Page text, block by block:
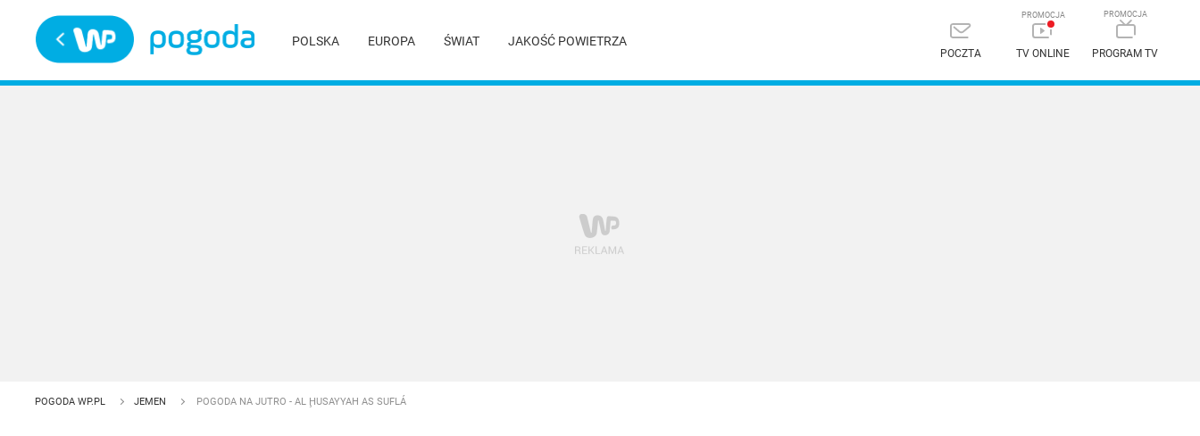
POLSKA EUROPA ŚWIAT JAKOŚĆ POWIETRZA
POCZTA TV ONLINE PROGRAM TV
POGODA WP.PL JEMEN POGODA NA JUTRO - AL ḨUSAYYAH AS SUFLÁ